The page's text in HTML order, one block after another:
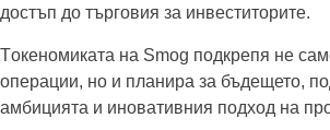
достъп до търговия за инвеститорите.
Tокеномиката на Smog подкрепя не
операции, но и планира за бъдещето,
амбицията и иновативния подход на